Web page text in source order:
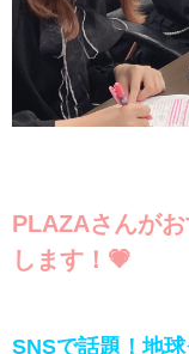
PLAZAさんが
します！💗
SNSで話題！地